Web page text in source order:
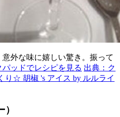
外な味に嬉しい驚き。振って
パッドでレシピを見る 出典：ク
☆ 胡椒 's アイス by ルルライ